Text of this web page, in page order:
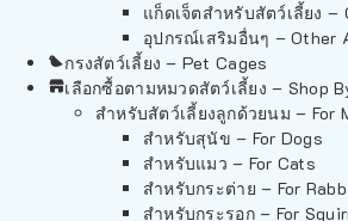
แก็ดเจ็ตสำหรับสัตว์เลี้ยง –
อุปกรณ์เสริมอื่นๆ – Other
กรงสัตว์เลี้ยง – Pet Cages
เลือกซื้อตามหมวดสัตว์เลี้ยง – Shop
สำหรับสัตว์เลี้ยงลูกด้วยนม – For
สำหรับสุนัข – For Dogs
สำหรับแมว – For Cats
สำหรับกระต่าย – For
สำหรับกระรอก – For